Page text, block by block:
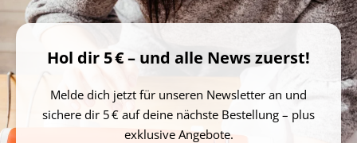
Hol dir 5 € – und alle News zuerst!
Melde dich jetzt für unseren Newsletter an und
sichere dir 5 € auf deine nächste Bestellung – plus
exklusive Angebote.